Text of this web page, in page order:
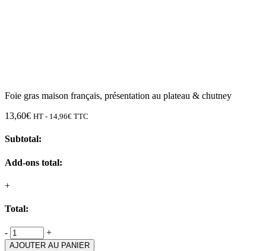
Foie gras maison français, présentation au plateau & chutney
13,60€ HT - 14,96€ TTC
Subtotal:
Add-ons total:
+
Total:
- +
AJOUTER AU PANIER